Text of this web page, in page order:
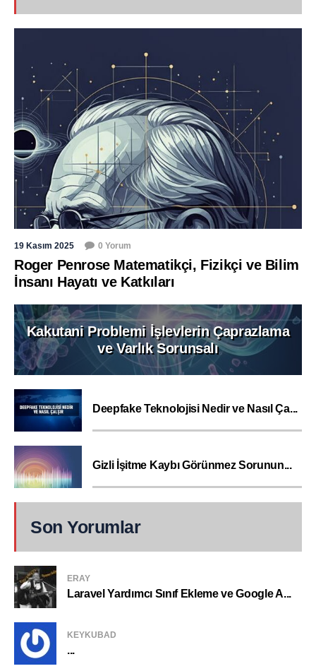
19 Kasım 2025 0 Yorum
Roger Penrose Matematikçi, Fizikçi ve Bilim
İnsanı Hayatı ve Katkıları
Kakutani Problemi İşlevlerin Çaprazlama
ve Varlık Sorunsalı
Deepfake Teknolojisi Nedir ve Nasıl Ça...
Gizli İşitme Kaybı Görünmez Sorunun...
Son Yorumlar
ERAY
Laravel Yardımcı Sınıf Ekleme ve Google A...
KEYKUBAD
...